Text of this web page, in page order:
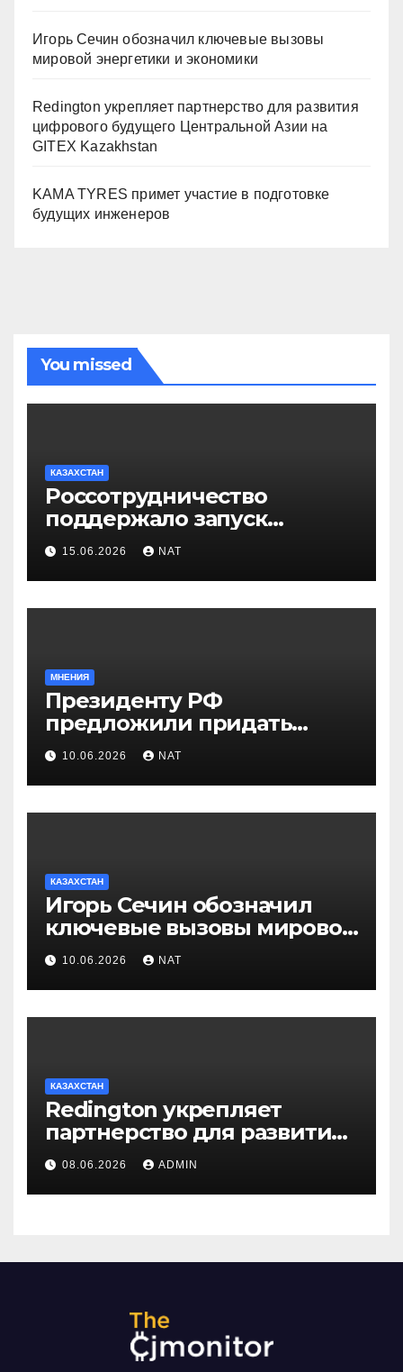
Игорь Сечин обозначил ключевые вызовы
мировой энергетики и экономики
Redington укрепляет партнерство для развития
цифрового будущего Центральной Азии на
GITEX Kazakhstan
KAMA TYRES примет участие в подготовке
будущих инженеров
You missed
КАЗАХСТАН
Россотрудничество
поддержало запуск
инклюзивного таксопарка в
Западно-Казахстанской
области
15.06.2026 NAT
МНЕНИЯ
Президенту РФ
предложили придать
празднику Навруз
общенациональный статус
10.06.2026 NAT
КАЗАХСТАН
Игорь Сечин обозначил
ключевые вызовы мировой
энергетики и экономики
10.06.2026 NAT
КАЗАХСТАН
Redington укрепляет
партнерство для развития
цифрового будущего
Центральной Азии на
GITEX Kazakhstan
08.06.2026 ADMIN